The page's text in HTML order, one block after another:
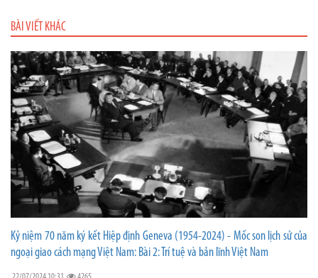
BÀI VIẾT KHÁC
Kỷ niệm 70 năm ký kết Hiệp định Geneva (1954-2024) - Mốc son lịch sử của
ngoại giao cách mạng Việt Nam: Bài 2: Trí tuệ và bản lĩnh Việt Nam